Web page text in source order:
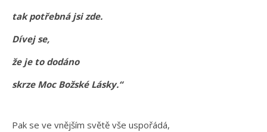
tak potřebná jsi zde.
Dívej se,
že je to dodáno
skrze Moc Božské Lásky.“
Pak se ve vnějším světě vše uspořádá,